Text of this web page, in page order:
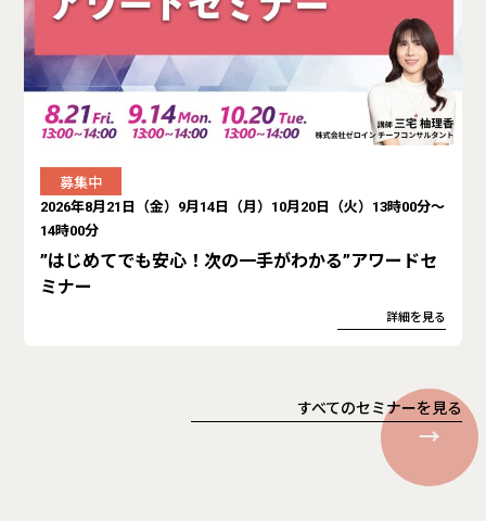
募集中
2026年8月21日（金）9月14日（月）10月20日（火）13時00分～
14時00分
”はじめてでも安心！次の一手がわかる”アワードセ
ミナー
詳細を見る
すべてのセミナーを見る